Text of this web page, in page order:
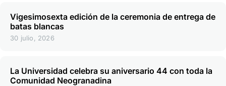
Vigesimosexta edición de la ceremonia de entrega de
batas blancas
30 julio, 2026
La Universidad celebra su aniversario 44 con toda la
Comunidad Neogranadina